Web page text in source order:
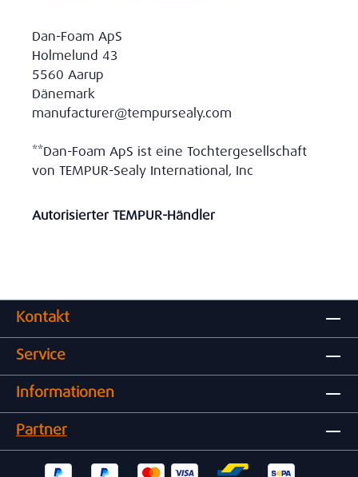
Dan-Foam ApS
Holmelund 43
5560 Aarup
Dänemark
manufacturer@tempursealy.com
**Dan-Foam ApS ist eine Tochtergesellschaft
von TEMPUR-Sealy International, Inc
Autorisierter TEMPUR-Händler
Kontakt
Service
Informationen
Partner